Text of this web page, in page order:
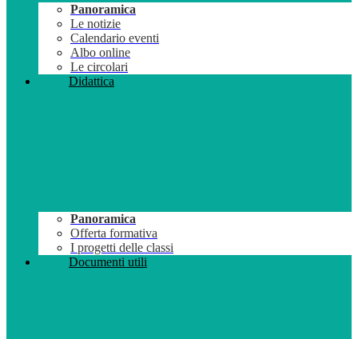
Panoramica
Le notizie
Calendario eventi
Albo online
Le circolari
Didattica
Panoramica
Offerta formativa
I progetti delle classi
Documenti utili